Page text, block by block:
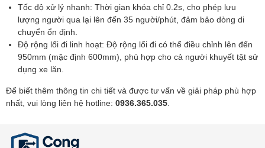
Tốc độ xử lý nhanh: Thời gian khóa chỉ 0.2s, cho phép lưu
lượng người qua lại lên đến 35 người/phút, đảm bảo dòng di
chuyển ổn định.
Độ rộng lối đi linh hoạt: Độ rộng lối đi có thể điều chỉnh lên đến
950mm (mặc định 600mm), phù hợp cho cả người khuyết tật sử
dụng xe lăn.
Để biết thêm thông tin chi tiết và được tư vấn về giải pháp phù hợp
nhất, vui lòng liên hệ hotline: 0936.365.035